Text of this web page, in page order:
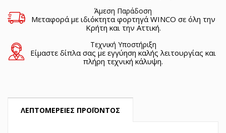
Άμεση Παράδοση
Μεταφορά με ιδιόκτητα φορτηγά WINCO σε όλη την
Κρήτη και την Αττική.
Τεχνική Υποστήριξη
Είμαστε δίπλα σας με εγγύηση καλής λειτουργίας και
πλήρη τεχνική κάλυψη.
ΛΕΠΤΟΜΈΡΕΙΕΣ ΠΡΟΪΌΝΤΟΣ